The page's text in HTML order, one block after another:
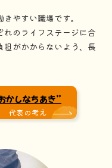
やすい職場です。
のライフステージに合
がかからないよう、長
かしなちあき”
代表の考え